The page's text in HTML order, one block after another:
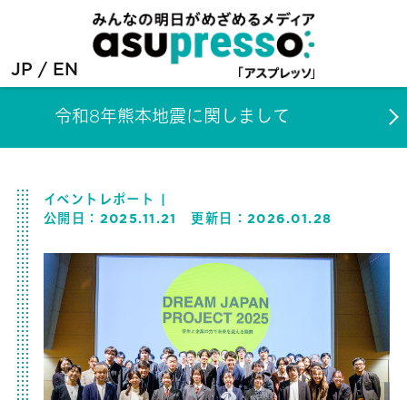
JP EN
令和8年熊本地震に関しまして
イベントレポート
公開日： 2025.11.21 更新日：2026.01.28